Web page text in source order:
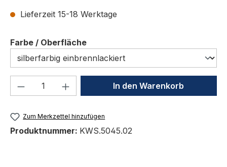
Lieferzeit 15-18 Werktage
Farbe / Oberflächeauswählen
Produkt Anzahl: Gib denIn den Warenkorb
Zum Merkzettel hinzufügen
Produktnummer: KWS.5045.02